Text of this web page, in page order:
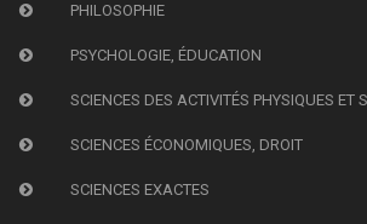
PHILOSOPHIE
PSYCHOLOGIE, ÉDUCATION
SCIENCES DES ACTIVITÉS PHYSIQUES ET
SCIENCES ÉCONOMIQUES, DROIT
SCIENCES EXACTES